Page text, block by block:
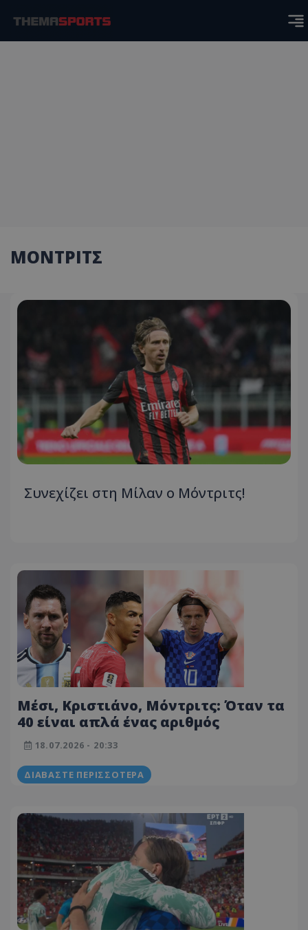
ΜΟΝΤΡΙΤΣ
Συνεχίζει στη Μίλαν ο Μόντριτς!
Μέσι, Κριστιάνο, Μόντριτς: Όταν τα
40 είναι απλά ένας αριθμός
18.07.2026 - 20:33
ΔΙΑΒΆΣΤΕ ΠΕΡΙΣΣΌΤΕΡΑ